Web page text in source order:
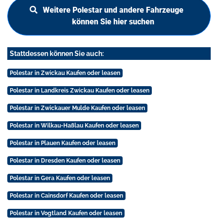
Weitere Polestar und andere Fahrzeuge
können Sie hier suchen
Stattdessen können Sie auch:
Polestar in Zwickau Kaufen oder leasen
Polestar in Landkreis Zwickau Kaufen oder leasen
Polestar in Zwickauer Mulde Kaufen oder leasen
Polestar in Wilkau-Haßlau Kaufen oder leasen
Polestar in Plauen Kaufen oder leasen
Polestar in Dresden Kaufen oder leasen
Polestar in Gera Kaufen oder leasen
Polestar in Cainsdorf Kaufen oder leasen
Polestar in Vogtland Kaufen oder leasen